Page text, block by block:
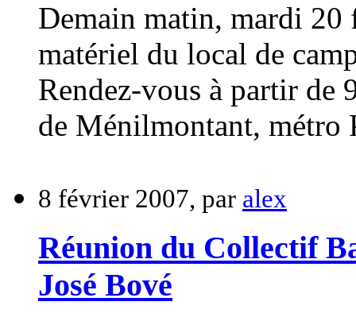
Demain matin, mardi 20
matériel du local de
Rendez-vous à partir de
de Ménilmontant, métro
8 février 2007, par alex
Réunion du Collectif
José Bové